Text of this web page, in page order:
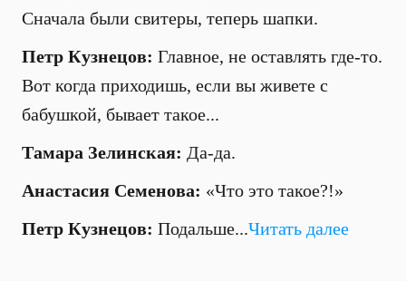
Сначала были свитеры, теперь шапки.
Петр Кузнецов: Главное, не оставлять где-то.
Вот когда приходишь, если вы живете с
бабушкой, бывает такое...
Тамара Зелинская: Да-да.
Анастасия Семенова: «Что это такое?!»
Петр Кузнецов: Подальше...Читать далее